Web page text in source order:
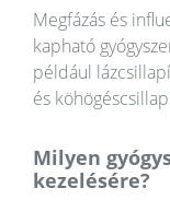
Megfázás és
kapható
például
és
Milyen
kezelésére?